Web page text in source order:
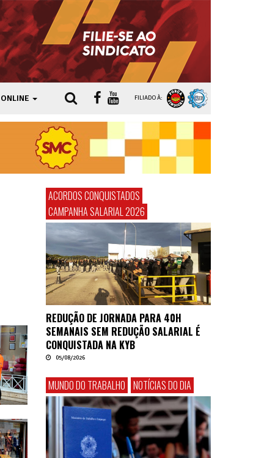
FILIADO À:
ACORDOS CONQUISTADOS
CAMPANHA SALARIAL 2026
REDUÇÃO DE JORNADA PARA 40H
SEMANAIS SEM REDUÇÃO SALARIAL É
CONQUISTADA NA KYB
05/08/2026
MUNDO DO TRABALHO NOTÍCIAS DO DIA